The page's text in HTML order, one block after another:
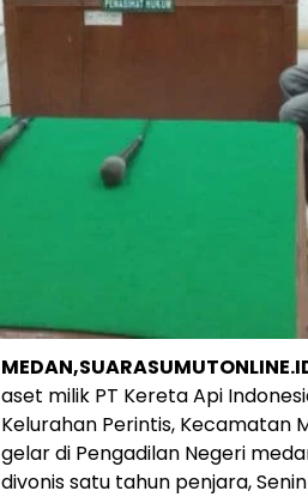
aset milik PT Kereta Api
Kelurahan Perintis, Kecamatan
gelar di Pengadilan Negeri
divonis satu tahun penjara,